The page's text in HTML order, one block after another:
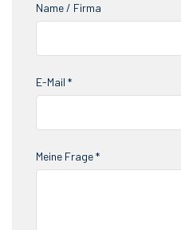
Name / Firma
E-Mail *
Meine Frage *